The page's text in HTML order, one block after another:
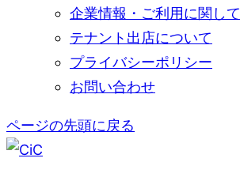
企業情報・ご利用に関して
テナント出店について
プライバシーポリシー
お問い合わせ
ページの先頭に戻る